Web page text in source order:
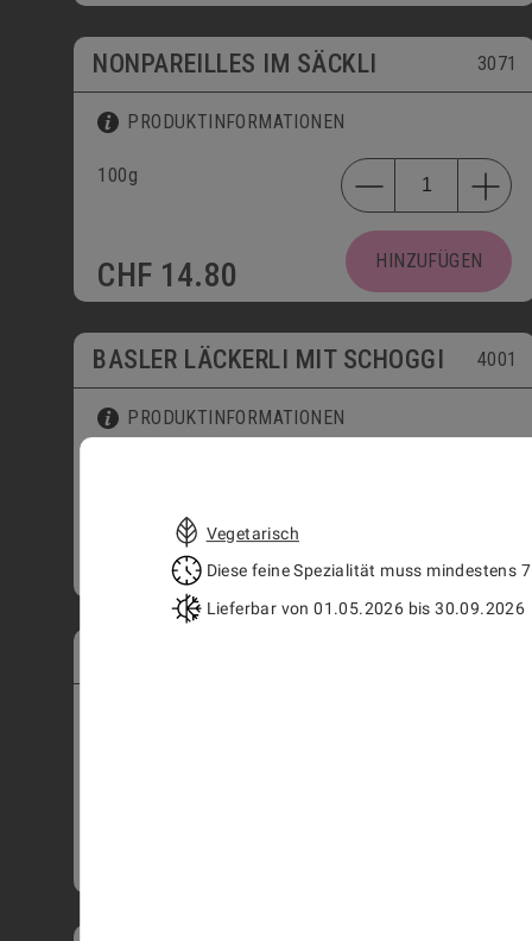
NONPAREILLES IM SÄCKLI 3071
PRODUKTINFORMATIONEN
100g
CHF 14.80 HINZUFÜGEN
BASLER LÄCKERLI MIT SCHOGGI 4001
PRODUKTINFORMATIONEN
16.50
Vegetarisch
Diese feine Spezialität muss mindestens
Lieferbar von 01.05.2026 bis 30.09.2026